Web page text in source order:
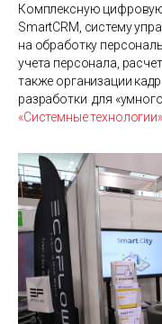
Комплексную
SmartCRM, систему
на обработку
учета персонала,
также организации
разработки для
«Системные технологии»